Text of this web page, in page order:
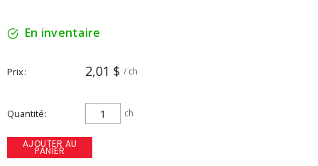
En inventaire
Prix 2,01 $ / ch
Quantité ch
AJOUTER AU
PANIER